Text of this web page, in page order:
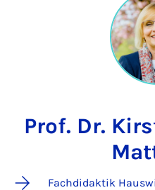
Prof. Dr.
Fachdidaktik